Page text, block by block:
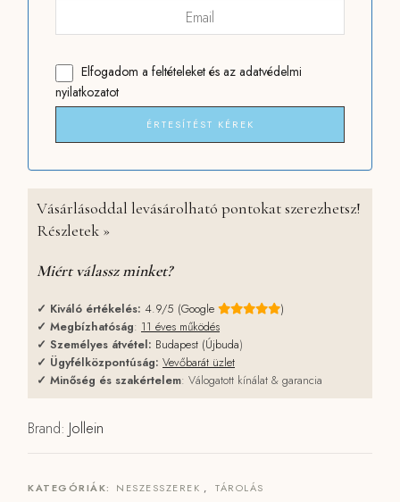
Elfogadom a feltételeket és az adatvédelmi
nyilatkozatot
ÉRTESÍTÉST KÉREK
Vásárlásoddal levásárolható pontokat szerezhetsz!
Részletek »
Miért válassz minket?
✓ Kiváló értékelés: 4.9/5 (Google
)
✓ Megbízhatóság: 11 éves működés
✓ Személyes átvétel: Budapest (Újbuda)
✓ Ügyfélközpontúság: Vevőbarát üzlet
✓ Minőség és szakértelem: Válogatott kínálat & garancia
Brand: Jollein
KATEGÓRIÁK: NESZESSZEREK , TÁROLÁS